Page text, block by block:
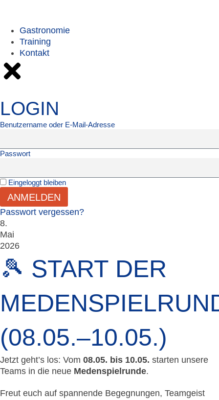
Gastronomie
Training
Kontakt
LOGIN
Benutzername oder E-Mail-Adresse
Passwort
Eingeloggt bleiben
ANMELDEN
Passwort vergessen?
8.
Mai
2026
🎾 START DER
(08.05.–10.05.)
Jetzt geht’s los: Vom 08.05. bis 10.05. starten unsere
Teams in die neue Medenspielrunde.
Freut euch auf spannende Begegnungen, Teamgeist